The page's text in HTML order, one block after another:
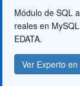
Módulo de SQL
reales en
EDATA.
Ver Experto